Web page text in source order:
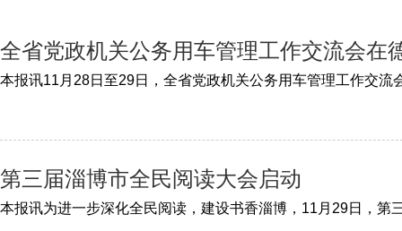
全省党政机关公务用车管理工作交流会在
第三届淄博市全民阅读大会启动